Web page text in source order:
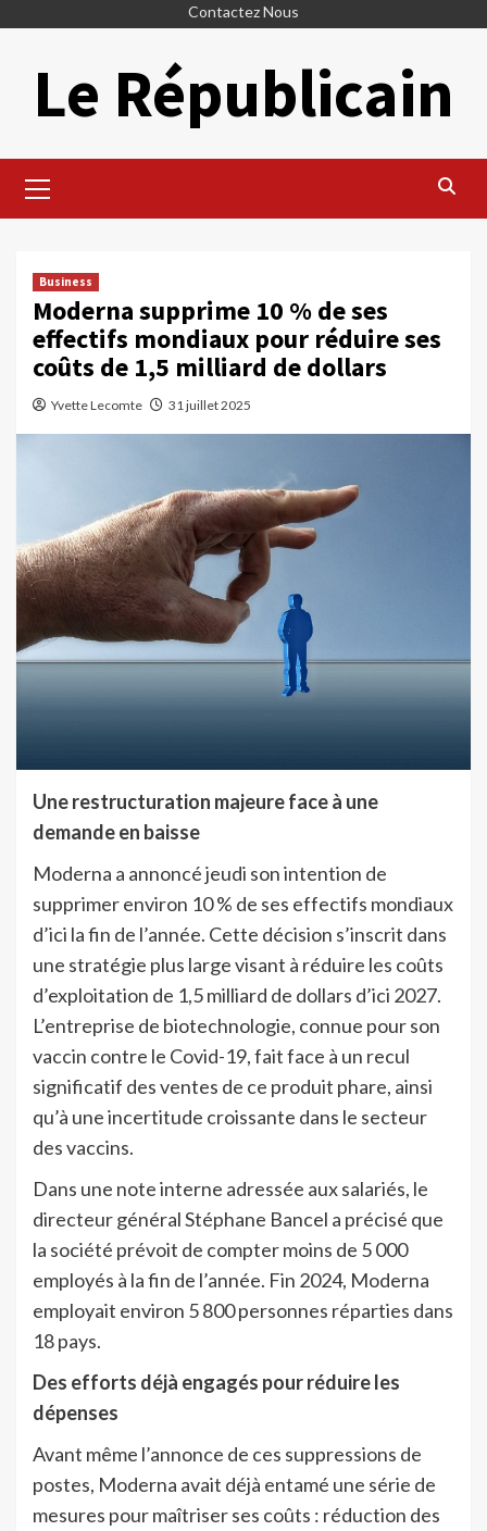
Contactez Nous
Le Républicain
Menu
Business
Moderna supprime 10 % de ses
effectifs mondiaux pour réduire ses
coûts de 1,5 milliard de dollars
Yvette Lecomte 31 juillet 2025
Une restructuration majeure face à une
demande en baisse
Moderna a annoncé jeudi son intention de
supprimer environ 10 % de ses effectifs mondiaux
d’ici la fin de l’année. Cette décision s’inscrit dans
une stratégie plus large visant à réduire les coûts
d’exploitation de 1,5 milliard de dollars d’ici 2027.
L’entreprise de biotechnologie, connue pour son
vaccin contre le Covid-19, fait face à un recul
significatif des ventes de ce produit phare, ainsi
qu’à une incertitude croissante dans le secteur
des vaccins.
Dans une note interne adressée aux salariés, le
directeur général Stéphane Bancel a précisé que
la société prévoit de compter moins de 5 000
employés à la fin de l’année. Fin 2024, Moderna
employait environ 5 800 personnes réparties dans
18 pays.
Des efforts déjà engagés pour réduire les
dépenses
Avant même l’annonce de ces suppressions de
postes, Moderna avait déjà entamé une série de
mesures pour maîtriser ses coûts : réduction des